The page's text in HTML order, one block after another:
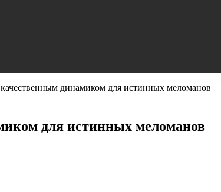
динамиком для истинных меломанов
для истинных меломанов